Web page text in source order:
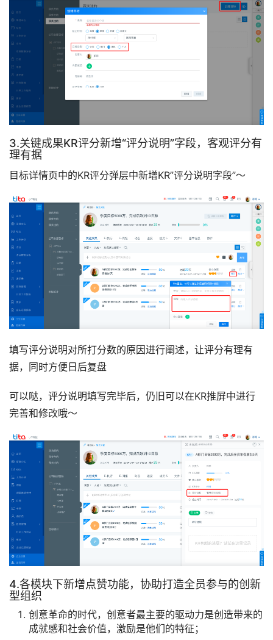
3.关键成果KR评分新增“评分说明”字段，客观评分有
理有据
目标详情页中的KR评分弹层中新增KR”评分说明字段”～
填写评分说明对所打分数的原因进行阐述，让评分有理有
据，同时方便日后复盘
可以哒，评分说明填写完毕后，仍旧可以在KR推屏中进行
完善和修改哦～
4.各模块下新增点赞功能，协助打造全员参与的创新
型组织
创意革命的时代，创意者最主要的驱动力是创造带来的
成就感和社会价值，激励是他们的特征；